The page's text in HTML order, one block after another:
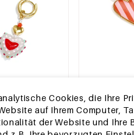
Cookies, die Ihre
auf Ihrem Computer,
der Website und
2-5 TAGE
Ohrhänger